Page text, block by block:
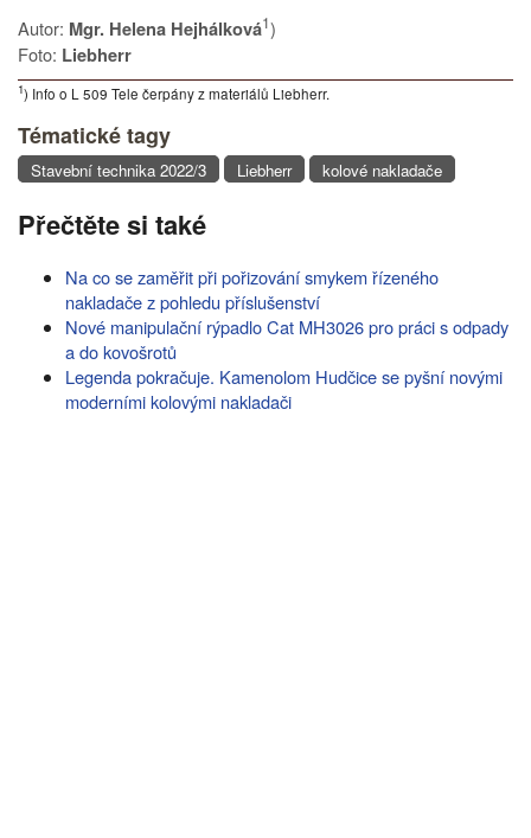
Autor: Mgr. Helena Hejhálková1)
Foto: Liebherr
1) Info o L 509 Tele čerpány z materiálů Liebherr.
Tématické tagy
Stavební technika 2022/3 Liebherr kolové nakladače
Přečtěte si také
Na co se zaměřit při pořizování smykem řízeného
nakladače z pohledu příslušenství
Nové manipulační rýpadlo Cat MH3026 pro práci s odpady
a do kovošrotů
Legenda pokračuje. Kamenolom Hudčice se pyšní novými
moderními kolovými nakladači